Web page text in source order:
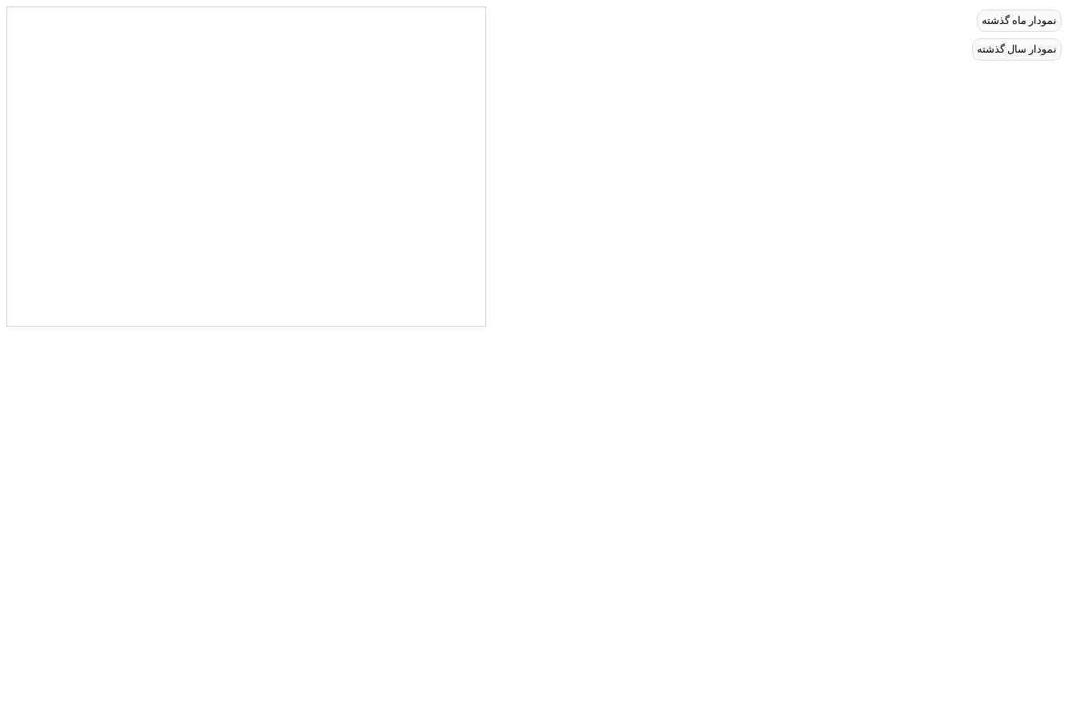
نمودار ماه گذشته
نمودار سال گذشته